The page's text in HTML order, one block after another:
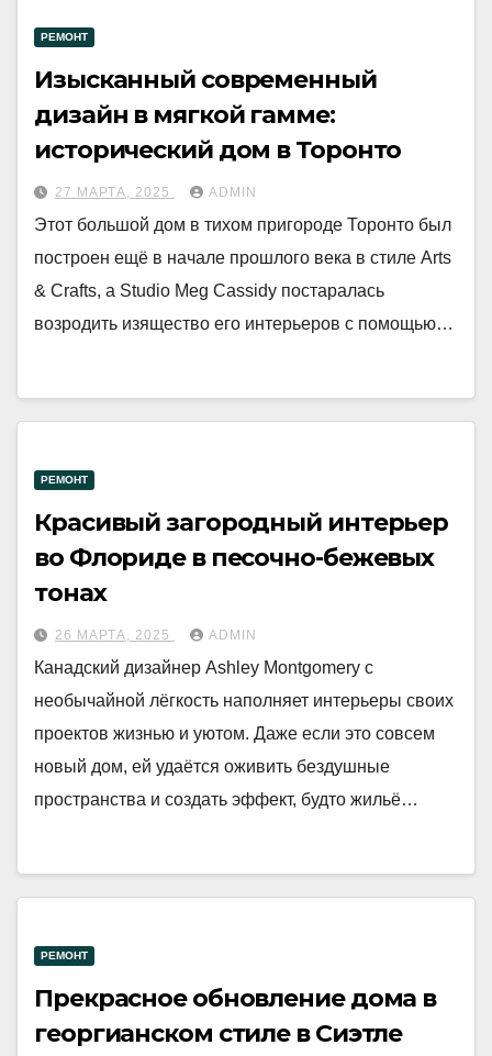
РЕМОНТ
Изысканный современный
дизайн в мягкой гамме:
исторический дом в Торонто
27 МАРТА, 2025 ADMIN
Этот большой дом в тихом пригороде Торонто был
построен ещё в начале прошлого века в стиле Arts
& Crafts, а Studio Meg Cassidy постаралась
возродить изящество его интерьеров с помощью…
РЕМОНТ
Красивый загородный интерьер
во Флориде в песочно-бежевых
тонах
26 МАРТА, 2025 ADMIN
Канадский дизайнер Ashley Montgomery с
необычайной лёгкость наполняет интерьеры своих
проектов жизнью и уютом. Даже если это совсем
новый дом, ей удаётся оживить бездушные
пространства и создать эффект, будто жильё…
РЕМОНТ
Прекрасное обновление дома в
георгианском стиле в Сиэтле